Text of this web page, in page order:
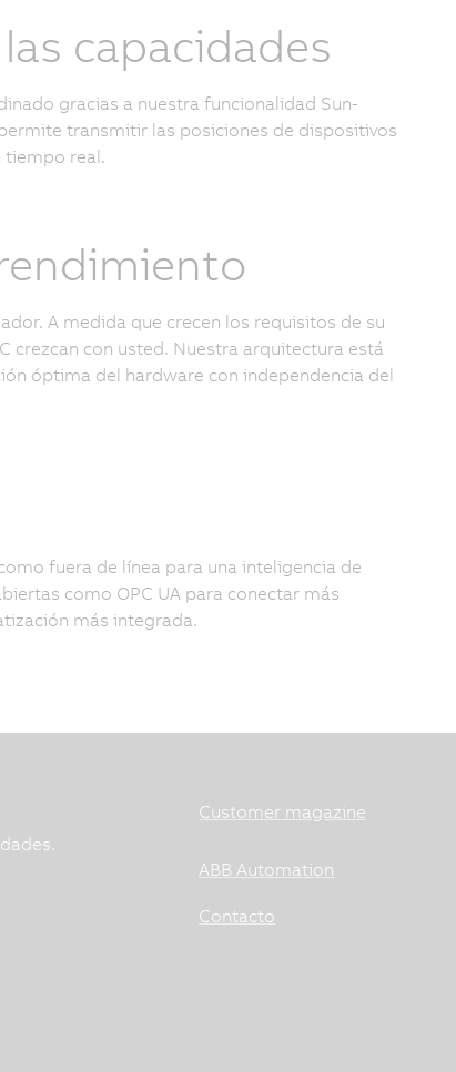
capacidades
gracias a nuestra funcionalidad Sun-
transmitir las posiciones de dispositivos
tiempo real.
A medida que crecen los requisitos de su
crezcan con usted. Nuestra arquitectura está
óptima del hardware con independencia del
fuera de línea para una inteligencia de
como OPC UA para conectar más
más integrada.
Customer magazine
ABB Automation
Contacto